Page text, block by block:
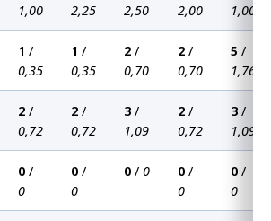
1,00
2,25
2,50
2,00
1,00
1 /
0,35
1 /
0,35
2 /
0,70
2 /
0,70
5 /
1,76
2 /
0,72
2 /
0,72
3 /
1,09
2 /
0,72
3 /
1,09
0 /
0
0 /
0
0 / 0 0 /
0
0 /
0